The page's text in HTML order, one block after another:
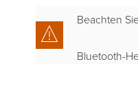
Beachten
Bluetooth-